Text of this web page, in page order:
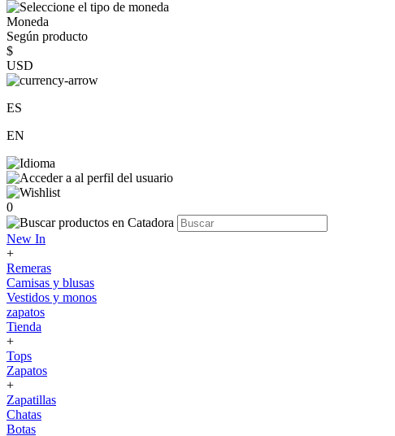
Moneda
Según producto
$
USD
ES
EN
0
New In
+
Remeras
Camisas y blusas
Vestidos y monos
zapatos
Tienda
+
Tops
Zapatos
+
Zapatillas
Chatas
Botas